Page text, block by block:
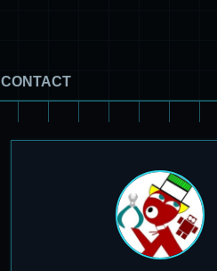
CONTACT
旧キット製作★アオシマ ロボダッチ モビルZ